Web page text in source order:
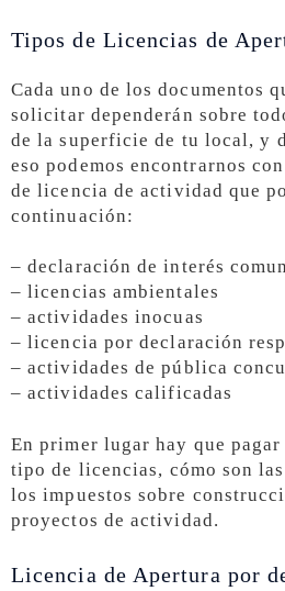
Tipos de Licencias de
Cada uno de los documentos
solicitar dependerán sobre
de la superficie de tu local, y
eso podemos encontrarnos
de licencia de actividad que
continuación:
– declaración de interés
– licencias ambientales
– actividades inocuas
– licencia por declaración
– actividades de pública
– actividades calificadas
En primer lugar hay que pagar
tipo de licencias, cómo son
los impuestos sobre
proyectos de actividad.
Licencia de Apertura por